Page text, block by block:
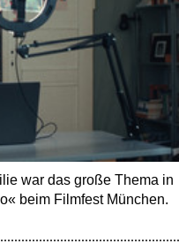
war das große Thema in
beim Filmfest München.